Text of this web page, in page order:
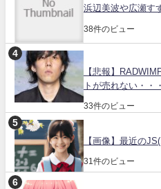
浜辺美波や広瀬す
38件のビュー
【悲報】
トが売れない・
33件のビュー
【画像】最近の
31件のビュー